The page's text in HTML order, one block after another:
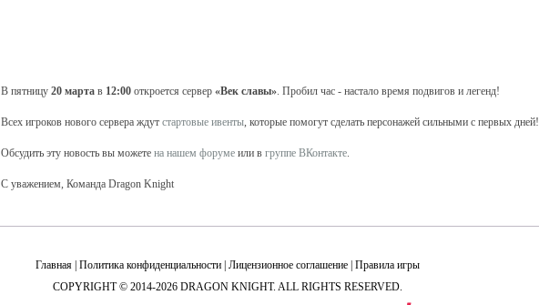
В пятницу 20 марта в 12:00 откроется сервер «Век славы». Пробил час - настало время подвигов и легенд!
Всех игроков нового сервера ждут стартовые ивенты, которые помогут сделать персонажей сильными с первых дней!
Обсудить эту новость вы можете на нашем форуме или в группе ВКонтакте.
С уважением, Команда Dragon Knight
Главная Политика конфиденциальности Лицензионное соглашение Правила игры
COPYRIGHT © 2014-2026 DRAGON KNIGHT. ALL RIGHTS RESERVED.